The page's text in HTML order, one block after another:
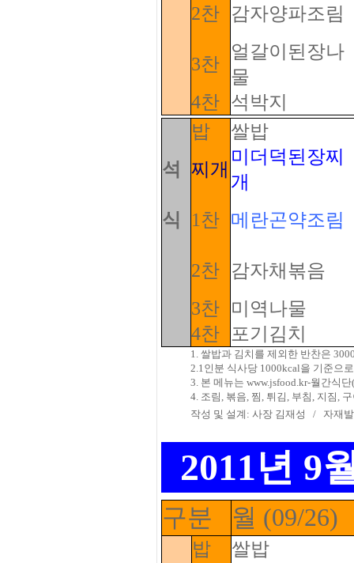
2찬 감자양파조림
3찬
얼갈이된장나
물
4찬 석박지
밥
쌀밥
석
찌개
미더덕된장찌
개
식
1찬 메란곤약조림
2찬
감자채볶음
3찬
미역나물
4찬
포기김치
1. 쌀밥과 김치를 제외한 반찬은
2.1인분 식사당 1000kcal을 기준으
3. 본 메뉴는 www.jsfood.kr-월간식
4. 조림, 볶음, 찜, 튀김, 부침, 지짐,
작성 및 설계: 사장 김재성
/ 자재
2011년 9
구분 월 (09/26)
밥
쌀밥